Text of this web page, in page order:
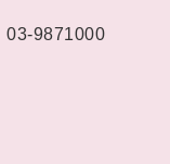
03-9871000